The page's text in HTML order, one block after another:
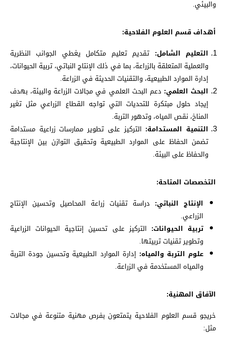
والبيئي.
أهداف قسم العلوم الفلاحية:
التعليم الشامل: تقديم تعليم متكامل يغطي الجوانب النظرية
والعملية المتعلقة بالزراعة، بما في ذلك الإنتاج النباتي، تربية الحيوانات،
إدارة الموارد الطبيعية، والتقنيات الحديثة في الزراعة.
البحث العلمي: دعم البحث العلمي في مجالات الزراعة والبيئة، بهدف
إيجاد حلول مبتكرة للتحديات التي تواجه القطاع الزراعي مثل تغير
المناخ، نقص المياه، وتدهور التربة.
التنمية المستدامة: التركيز على تطوير ممارسات زراعية مستدامة
تضمن الحفاظ على الموارد الطبيعية وتحقيق التوازن بين الإنتاجية
والحفاظ على البيئة.
التخصصات المتاحة:
الإنتاج النباتي: دراسة تقنيات زراعة المحاصيل وتحسين الإنتاج
الزراعي.
تربية الحيوانات: التركيز على تحسين إنتاجية الحيوانات الزراعية
وتطوير تقنيات تربيتها.
علوم التربة والمياه: إدارة الموارد الطبيعية وتحسين جودة التربة
والمياه المستخدمة في الزراعة.
الآفاق المهنية:
خريجو قسم العلوم الفلاحية يتمتعون بفرص مهنية متنوعة في مجالات
مثل: